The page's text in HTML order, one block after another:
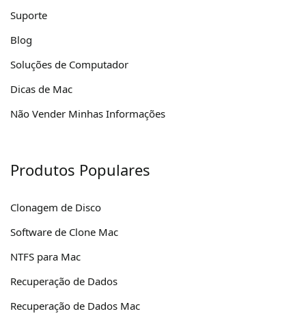
Suporte
Blog
Soluções de Computador
Dicas de Mac
Não Vender Minhas Informações
Produtos Populares
Clonagem de Disco
Software de Clone Mac
NTFS para Mac
Recuperação de Dados
Recuperação de Dados Mac